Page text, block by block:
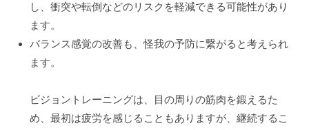
し、衝突や転倒などのリスクを軽減できる可能性があり
ます。
バランス感覚の改善も、怪我の予防に繋がると考えられ
ます。
ビジョントレーニングは、目の周りの筋肉を鍛えるた
め、最初は疲労を感じることもありますが、継続するこ